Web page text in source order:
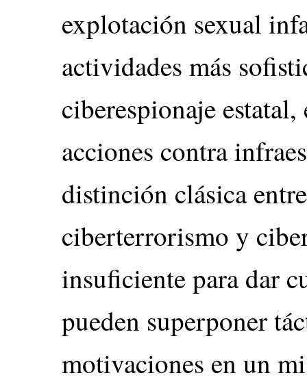
explotación sexual
actividades más
ciberespionaje
acciones contra
distinción clásica
ciberterrorismo y
insuficiente para dar
pueden superponer
motivaciones en un